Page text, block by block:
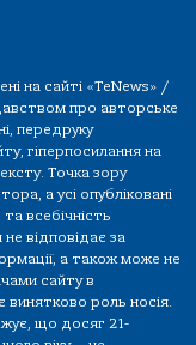
на сайті «TeNews» /
про авторське
передруку
гіперпосилання на
Точка зору
а усі опубліковані
всебічність
відповідає за
а також може не
сайту в
роль носія.
що досяг 21-